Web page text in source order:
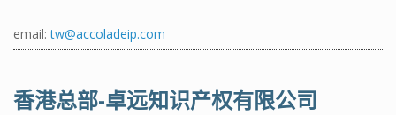
email:tw@accoladeip.com
香港总部-卓远知识产权有限公司